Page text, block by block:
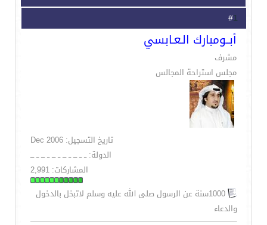
1
أبــومبارك الـعـابسي
مشرف
مجلس استراحة المجالس
تاريخ التسجيل: Dec 2006
الدولة: ــ ــ ـــ ــ ـــ ــ ـــ ــ ـــ ــ ـــ
المشاركات: 2,991
1000سنة عن الرسول صلى الله عليه وسلم لاتبخل بالدخول
والدعاء